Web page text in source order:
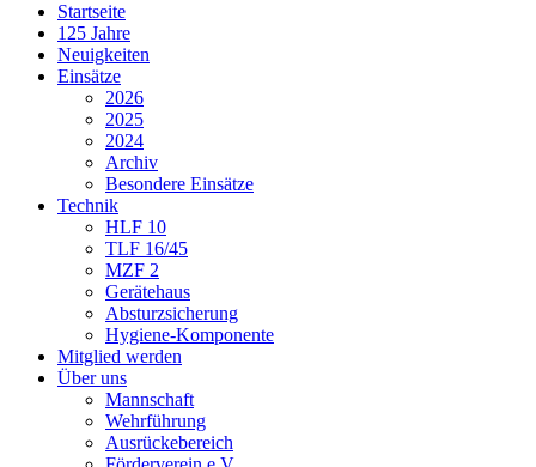
Startseite
125 Jahre
Neuigkeiten
Einsätze
2026
2025
2024
Archiv
Besondere Einsätze
Technik
HLF 10
TLF 16/45
MZF 2
Gerätehaus
Absturzsicherung
Hygiene-Komponente
Mitglied werden
Über uns
Mannschaft
Wehrführung
Ausrückebereich